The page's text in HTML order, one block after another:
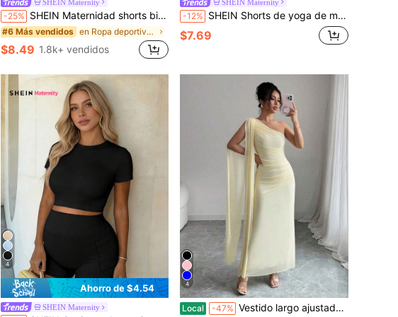
SHEIN Maternity
-25% SHEIN Maternidad shorts biker con bolsillo lateral de móvil
#6 Más vendidos en Ropa deportiva de maternidad
$8.49 1.8k+ vendidos
SHEIN Maternity
-12% SHEIN Shorts de yoga de maternidad con costuras/Diseño de rayas laterales/Moderno & Sexy/Cómodo/Versátil/Fitness & Deportes
$7.69
4
Ahorro de $4.54
SHEIN Maternity
4
Local -47% Vestido largo ajustado de color amarillo claro, moda para primavera/verano y otoño para mujeres